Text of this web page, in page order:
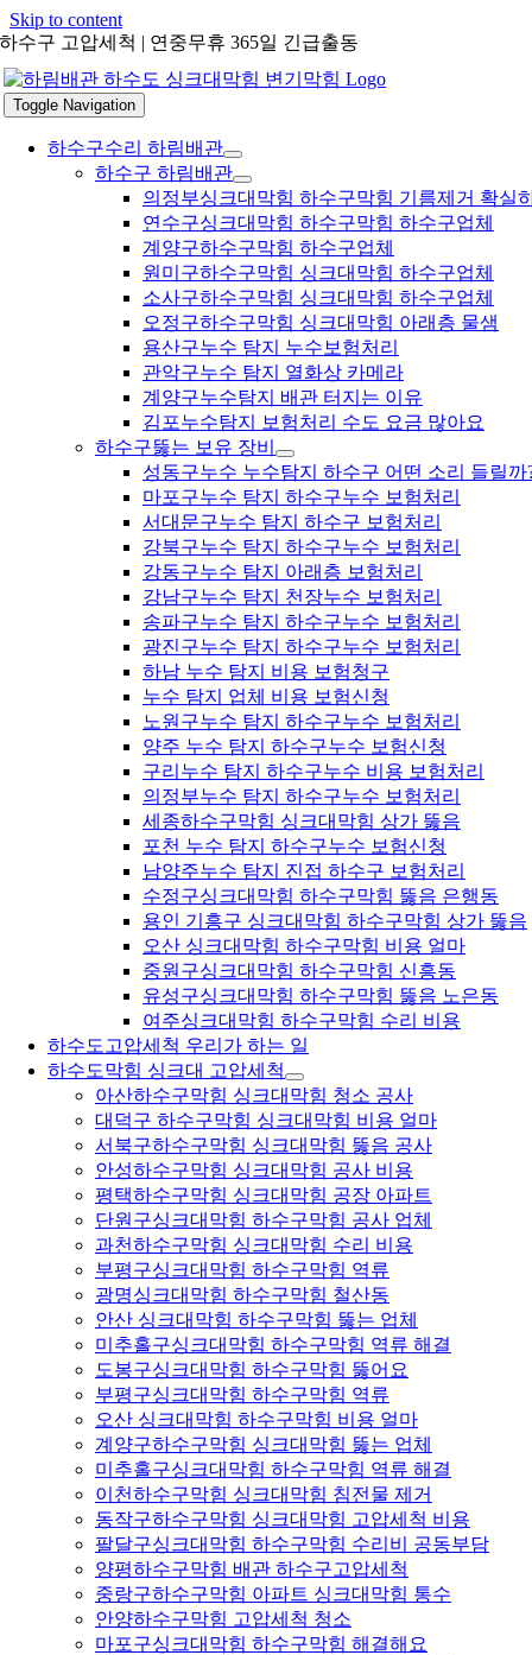
Skip to content
하수구 고압세척 | 연중무휴 365일 긴급출동
Toggle Navigation
하수구수리 하림배관
하수구 하림배관
의정부싱크대막힘 하수구막힘 기름제거 확실
연수구싱크대막힘 하수구막힘 하수구업체
계양구하수구막힘 하수구업체
원미구하수구막힘 싱크대막힘 하수구업체
소사구하수구막힘 싱크대막힘 하수구업체
오정구하수구막힘 싱크대막힘 아래층 물샘
용산구누수 탐지 누수보험처리
관악구누수 탐지 열화상 카메라
계양구누수탐지 배관 터지는 이유
김포누수탐지 보험처리 수도 요금 많아요
하수구뚫는 보유 장비
성동구누수 누수탐지 하수구 어떤 소리 들릴까
마포구누수 탐지 하수구누수 보험처리
서대문구누수 탐지 하수구 보험처리
강북구누수 탐지 하수구누수 보험처리
강동구누수 탐지 아래층 보험처리
강남구누수 탐지 천장누수 보험처리
송파구누수 탐지 하수구누수 보험처리
광진구누수 탐지 하수구누수 보험처리
하남 누수 탐지 비용 보험청구
누수 탐지 업체 비용 보험신청
노원구누수 탐지 하수구누수 보험처리
양주 누수 탐지 하수구누수 보험신청
구리누수 탐지 하수구누수 비용 보험처리
의정부누수 탐지 하수구누수 보험처리
세종하수구막힘 싱크대막힘 상가 뚫음
포천 누수 탐지 하수구누수 보험신청
남양주누수 탐지 진접 하수구 보험처리
수정구싱크대막힘 하수구막힘 뚫음 은행동
용인 기흥구 싱크대막힘 하수구막힘 상가 뚫음
오산 싱크대막힘 하수구막힘 비용 얼마
중원구싱크대막힘 하수구막힘 신흥동
유성구싱크대막힘 하수구막힘 뚫음 노은동
여주싱크대막힘 하수구막힘 수리 비용
하수도고압세척 우리가 하는 일
하수도막힘 싱크대 고압세척
아산하수구막힘 싱크대막힘 청소 공사
대덕구 하수구막힘 싱크대막힘 비용 얼마
서북구하수구막힘 싱크대막힘 뚫음 공사
안성하수구막힘 싱크대막힘 공사 비용
평택하수구막힘 싱크대막힘 공장 아파트
단원구싱크대막힘 하수구막힘 공사 업체
과천하수구막힘 싱크대막힘 수리 비용
부평구싱크대막힘 하수구막힘 역류
광명싱크대막힘 하수구막힘 철산동
안산 싱크대막힘 하수구막힘 뚫는 업체
미추홀구싱크대막힘 하수구막힘 역류 해결
도봉구싱크대막힘 하수구막힘 뚫어요
부평구싱크대막힘 하수구막힘 역류
오산 싱크대막힘 하수구막힘 비용 얼마
계양구하수구막힘 싱크대막힘 뚫는 업체
미추홀구싱크대막힘 하수구막힘 역류 해결
이천하수구막힘 싱크대막힘 침전물 제거
동작구하수구막힘 싱크대막힘 고압세척 비용
팔달구싱크대막힘 하수구막힘 수리비 공동부담
양평하수구막힘 배관 하수구고압세척
중랑구하수구막힘 아파트 싱크대막힘 통수
안양하수구막힘 고압세척 청소
마포구싱크대막힘 하수구막힘 해결해요